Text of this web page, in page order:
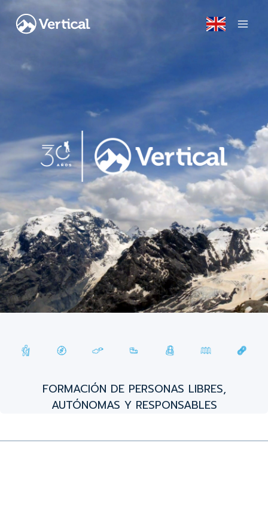
FORMACIÓN DE PERSONAS LIBRES,
AUTÓNOMAS Y RESPONSABLES